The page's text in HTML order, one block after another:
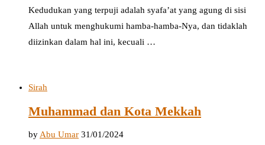
Kedudukan yang terpuji adalah syafa’at yang agung di sisi
Allah untuk menghukumi hamba-hamba-Nya, dan tidaklah
diizinkan dalam hal ini, kecuali …
Sirah
Muhammad dan Kota Mekkah
byAbu Umar 31/01/2024